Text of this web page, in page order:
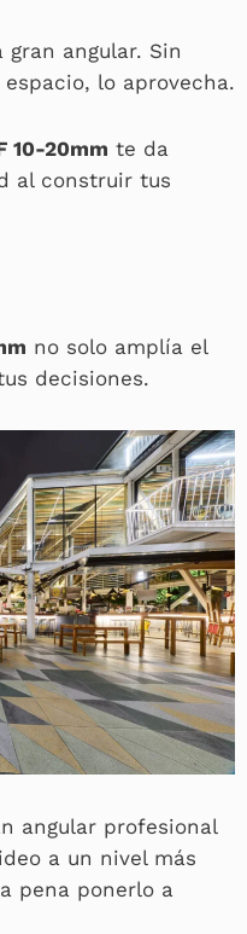
angular. Sin
lo aprovecha.
10-20mm te da
al construir tus
no solo amplía el
decisiones.
angular profesional
a un nivel más
pena ponerlo a